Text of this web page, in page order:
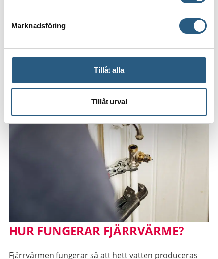
Marknadsföring
Tillåt alla
Tillåt urval
förbereda för och lägga ut, men låt sedan en
certifierad rörmokare ansluta och trycktesta ditt
golvvärmesystem. Här hittar du tips till när du
installerar vattenburen golvvärme.Läs mer om
installation av golvvärme→
HUR FUNGERAR FJÄRRVÄRME?
Fjärrvärmen fungerar så att hett vatten produceras